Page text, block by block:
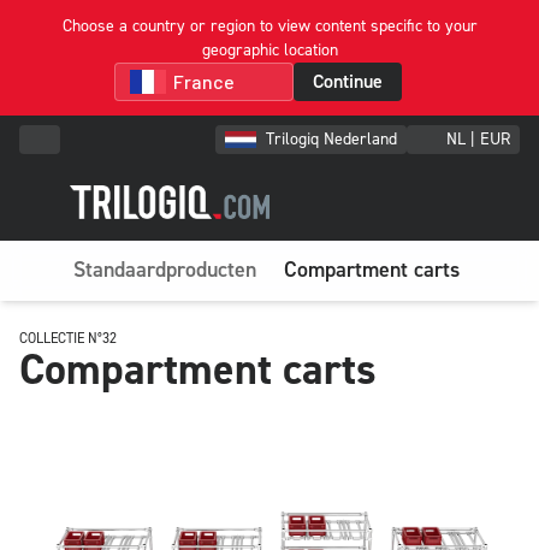
Choose a country or region to view content specific to your
geographic location
Continue
Trilogiq Nederland NL | EUR
Standaardproducten Compartment carts
COLLECTIE N°32
Compartment carts